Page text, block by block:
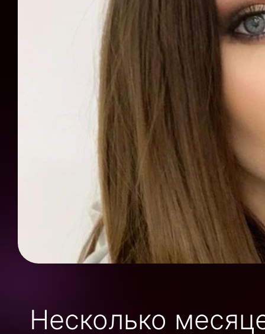
Несколько